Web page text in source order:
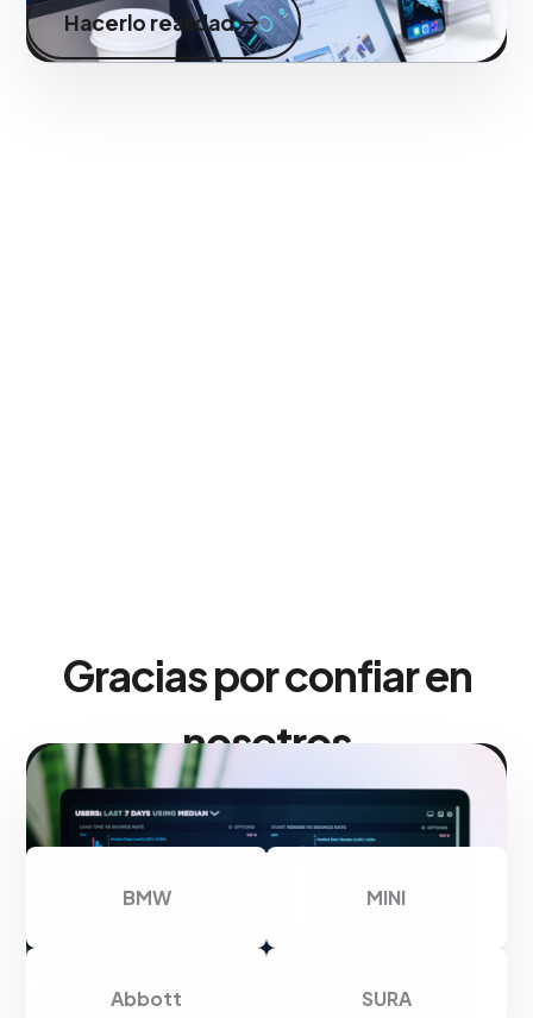
Hacerlo realidad
Gracias por confiar en
nosotros
BMW MINI
Abbott SURA